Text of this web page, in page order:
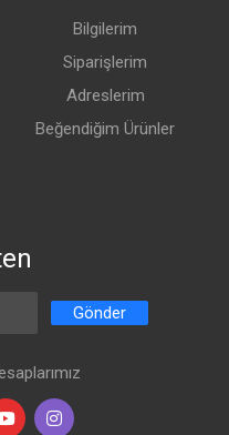
Bilgilerim
Siparişlerim
Adreslerim
Beğendiğim Ürünler
Gönder